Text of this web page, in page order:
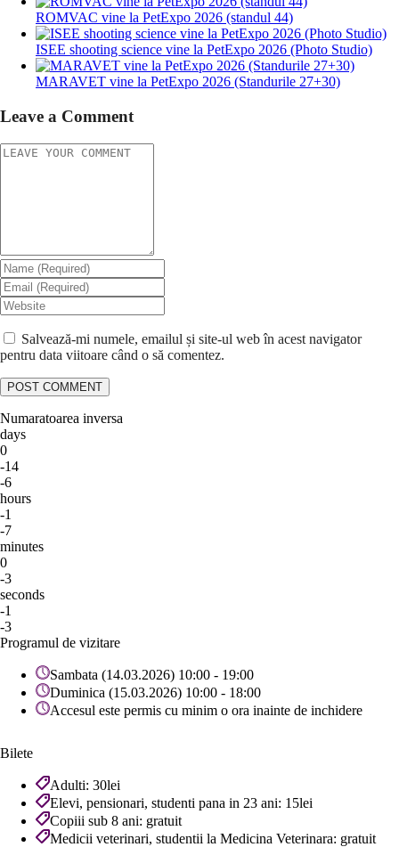
ROMVAC vine la PetExpo 2026 (standul 44)
ISEE shooting science vine la PetExpo 2026 (Photo Studio)
MARAVET vine la PetExpo 2026 (Standurile 27+30)
Leave a Comment
Salvează-mi numele, emailul și site-ul web în acest navigator
pentru data viitoare când o să comentez.
Numaratoarea inversa
days
0
-14
-6
hours
-1
-7
minutes
0
-3
seconds
-1
-3
Programul de vizitare
Sambata (14.03.2026) 10:00 - 19:00
Duminica (15.03.2026) 10:00 - 18:00
Accesul este permis cu minim o ora inainte de inchidere
Bilete
Adulti: 30lei
Elevi, pensionari, studenti pana in 23 ani: 15lei
Copiii sub 8 ani: gratuit
Medicii veterinari, studentii la Medicina Veterinara: gratuit